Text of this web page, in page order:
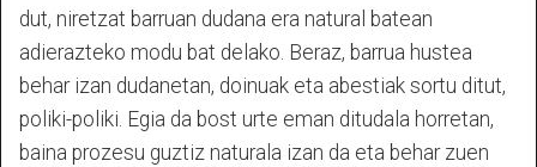
dut, niretzat barruan dudana era natural batean
adierazteko modu bat delako. Beraz, barrua hustea
behar izan dudanetan, doinuak eta abestiak sortu ditut,
poliki-poliki. Egia da bost urte eman ditudala horretan,
baina prozesu guztiz naturala izan da eta behar zuen